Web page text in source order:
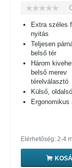
Extra széles
nyitás
Teljesen
belső tér
Három
belső merev
térelválasztó
Külső,
Elérhetőség: 2-4